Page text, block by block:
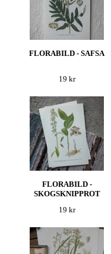
FLORABILD - SAFSA
19 kr
FLORABILD -
SKOGSKNIPPROT
19 kr